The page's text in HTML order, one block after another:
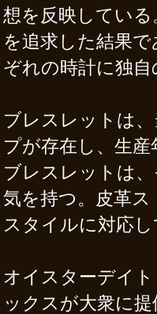
想を反映してい
を追求した結果
ぞれの時計に独
ブレスレットは
プが存在し、生
ブレスレットは
気を持つ。皮革
スタイルに対応
オイスターデイ
ックスが大衆に